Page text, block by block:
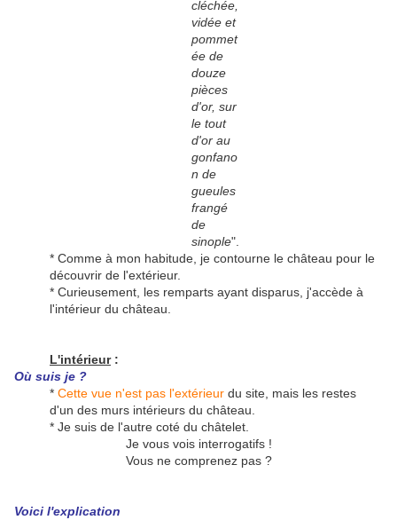
cléchée,
vidée et
pommet
ée de
douze
pièces
d'or, sur
le tout
d'or au
gonfano
n de
gueules
frangé
de
sinople".
* Comme à mon habitude, je contourne le château pour le
découvrir de l'extérieur.
* Curieusement, les remparts ayant disparus, j'accède à
l'intérieur du château.
L'intérieur:
Où suis je ?
* Cette vue n'est pas l'extérieur du site, mais les restes
d'un des murs intérieurs du château.
* Je suis de l'autre coté du châtelet.
Je vous vois interrogatifs !
Vous ne comprenez pas ?
Voici l'explication